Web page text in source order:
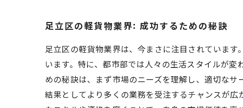
足立区の軽貨物業界: 成功するための秘訣
足立区の軽貨物業界は、今まさに注目されていま
います。特に、都市部では人々の生活スタイルが
めの秘訣は、まず市場のニーズを理解し、適切なサ
結果としてより多くの業務を受注するチャンスが